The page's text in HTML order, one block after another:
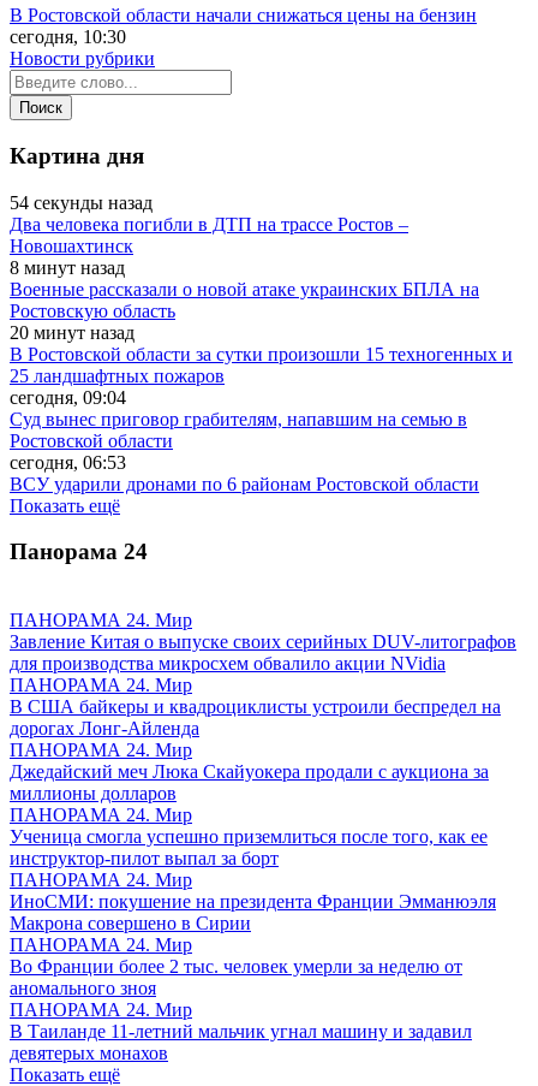
В Ростовской области начали снижаться цены на бензин
сегодня, 10:30
Новости рубрики
Картина дня
54 секунды назад
Два человека погибли в ДТП на трассе Ростов –
Новошахтинск
8 минут назад
Военные рассказали о новой атаке украинских БПЛА на
Ростовскую область
20 минут назад
В Ростовской области за сутки произошли 15 техногенных и
25 ландшафтных пожаров
сегодня, 09:04
Суд вынес приговор грабителям, напавшим на семью в
Ростовской области
сегодня, 06:53
ВСУ ударили дронами по 6 районам Ростовской области
Показать ещё
Панорама 24
ПАНОРАМА 24. Мир
Завление Китая о выпуске своих серийных DUV-литографов
для производства микросхем обвалило акции NVidia
ПАНОРАМА 24. Мир
В США байкеры и квадроциклисты устроили беспредел на
дорогах Лонг-Айленда
ПАНОРАМА 24. Мир
Джедайский меч Люка Скайуокера продали с аукциона за
миллионы долларов
ПАНОРАМА 24. Мир
Ученица смогла успешно приземлиться после того, как ее
инструктор-пилот выпал за борт
ПАНОРАМА 24. Мир
ИноСМИ: покушение на президента Франции Эмманюэля
Макрона совершено в Сирии
ПАНОРАМА 24. Мир
Во Франции более 2 тыс. человек умерли за неделю от
аномального зноя
ПАНОРАМА 24. Мир
В Таиланде 11-летний мальчик угнал машину и задавил
девятерых монахов
Показать ещё